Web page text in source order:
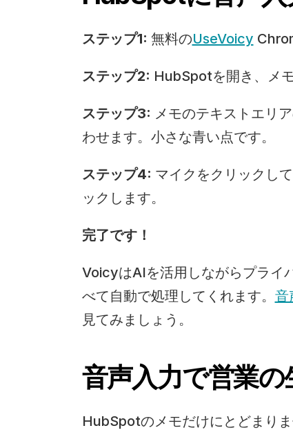
ステップ1: 無料のUseVoicy
ステップ2: HubSpotを開き、メ
ステップ3: メモのテキストエリ
わせます。小さな青い点です。
ステップ4: マイクをクリックし
ックします。
完了です！
VoicyはAIを活用しながらプライ
べて自動で処理してくれます。 音
見てみましょう。
音声入力で営業
HubSpotのメモだけにとどまり